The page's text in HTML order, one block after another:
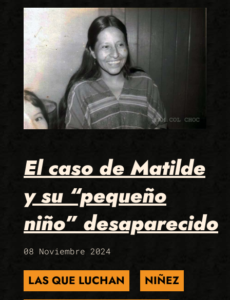
El caso de Matilde
y su “pequeño
niño” desaparecido
08 Noviembre 2024
LAS QUE LUCHAN
NIÑEZ